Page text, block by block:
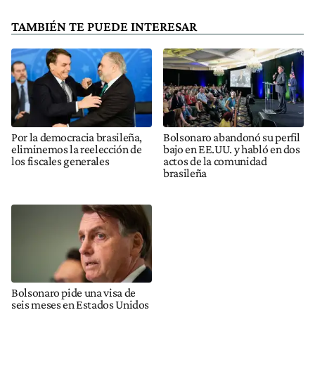
TAMBIÉN TE PUEDE INTERESAR
Por la democracia brasileña,
eliminemos la reelección de
los fiscales generales
Bolsonaro abandonó su perfil
bajo en EE.UU. y habló en dos
actos de la comunidad
brasileña
Bolsonaro pide una visa de
seis meses en Estados Unidos